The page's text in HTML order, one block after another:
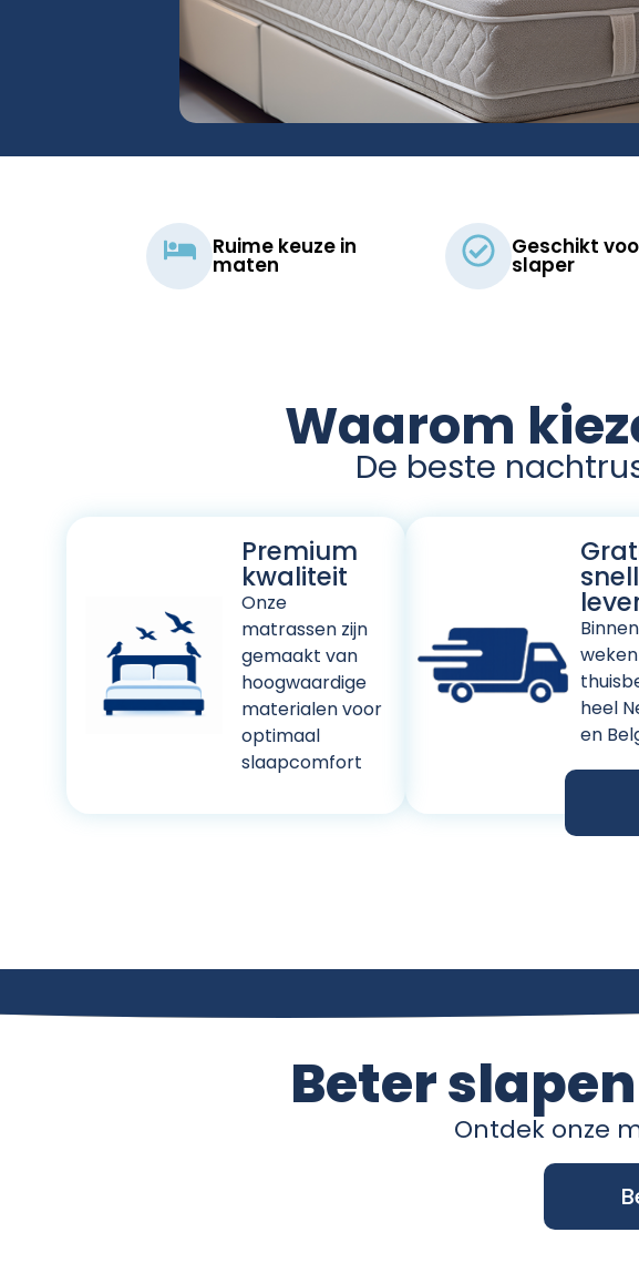
Ruime keuze in
maten​
Geschikt
slaper​
Waarom
De beste
Premium
kwaliteit
Onze
matrassen zijn
gemaakt van
hoogwaardige
materialen voor
optimaal
slaapcomfort
weken
heel
en
Beter
Ontdek onze